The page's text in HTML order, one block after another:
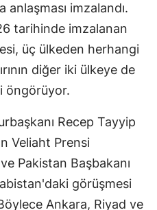
imzalandı.
tarihinde imzalanan
üç ülkeden herhangi
diğer iki ülkeye de
öngörüyor.
Recep Tayyip
Veliaht Prensi
Pakistan Başbakanı
görüşmesi
Ankara, Riyad ve